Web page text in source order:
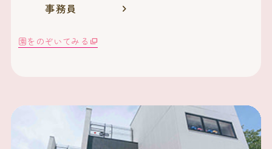
事務員
園をのぞいてみる